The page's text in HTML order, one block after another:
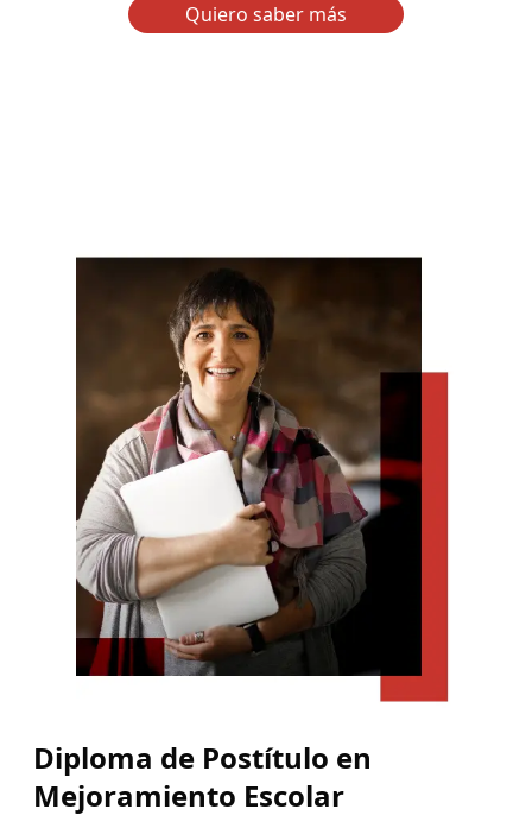
Quiero saber más
Diploma de Postítulo en
Mejoramiento Escolar